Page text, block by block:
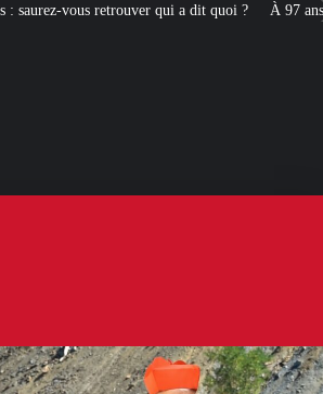
dit quoi ? À 97 ans, le cardinal Simoni revient